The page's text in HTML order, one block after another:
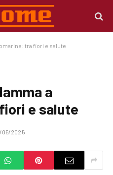
tra fiori e salute
a
e salute
05/2025